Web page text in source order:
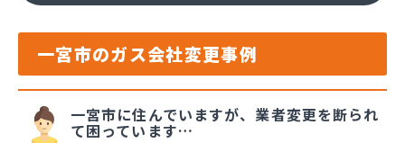
一宮市のガス会社変更事例
一宮市に住んでいますが、業者変更を断られ
て困っています…